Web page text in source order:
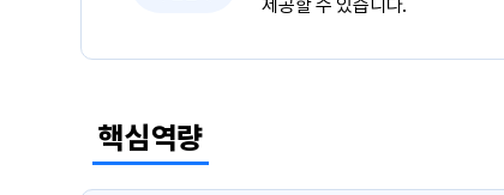
제공할 수 있습니다.
핵심역량